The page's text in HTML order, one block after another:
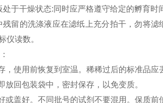
于干燥状态:同时应严格遵守给定的孵育时
留的洗涤液应在滤纸上充分拍干，勿将
仪读数。
，使用前恢复到室温。稀稀过后的标准品应
放回包装袋中，密封保存，以免变质。
或盖好。不同批号的试剂不要混用。保质前